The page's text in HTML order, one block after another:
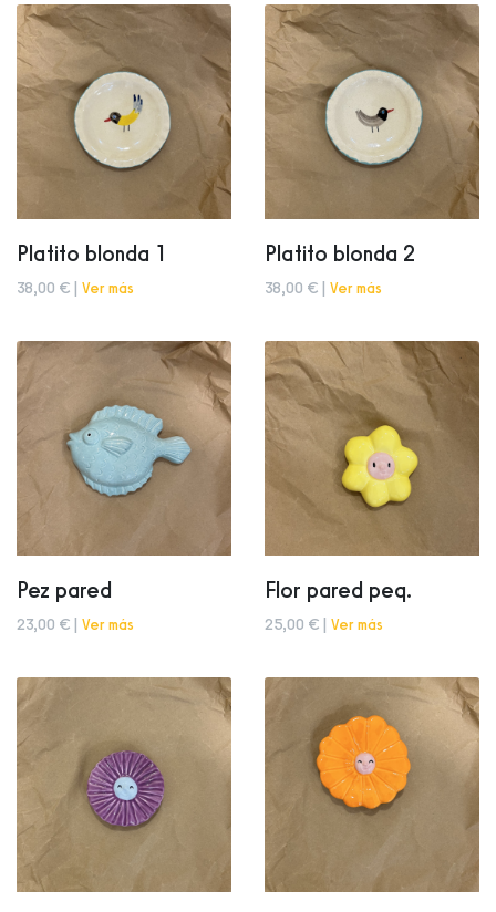
Platito blonda 1
38,00 € | Ver más
Platito blonda 2
38,00 € | Ver más
Pez pared
23,00 € | Ver más
Flor pared peq.
25,00 € | Ver más